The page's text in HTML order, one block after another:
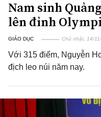
Nam sinh
lên đỉnh
GIÁO DỤC Chủ nhật, 14/
Với 315 điểm, Nguyễn
địch leo núi năm nay.